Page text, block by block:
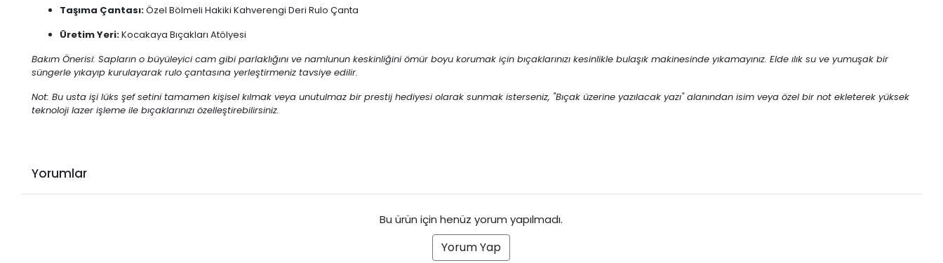
Taşıma Çantası:Özel Bölmeli Hakiki Kahverengi Deri Rulo Çanta
Üretim Yeri:Kocakaya Bıçakları Atölyesi
Bakım Önerisi: Sapların o büyüleyici cam gibi parlaklığını ve namlunun keskinliğini ömür boyu korumak için bıçaklarınızı kesinlikle bulaşık makinesinde yıkamayınız. Elde ılık su ve yumuşak bir
süngerle yıkayıp kurulayarak rulo çantasına yerleştirmeniz tavsiye edilir.
Not: Bu usta işi lüks şef setini tamamen kişisel kılmak veya unutulmaz bir prestij hediyesi olarak sunmak isterseniz, "Bıçak üzerine yazılacak yazı" alanından isim veya özel bir not ekleterek yüksek
teknoloji lazer işleme ile bıçaklarınızı özelleştirebilirsiniz.
Yorumlar
Bu ürün için henüz yorum yapılmadı.
Yorum Yap